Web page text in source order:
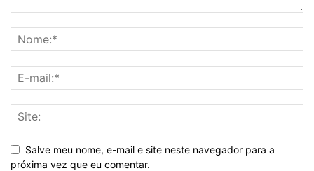
Salve meu nome, e-mail e site neste navegador para a
próxima vez que eu comentar.